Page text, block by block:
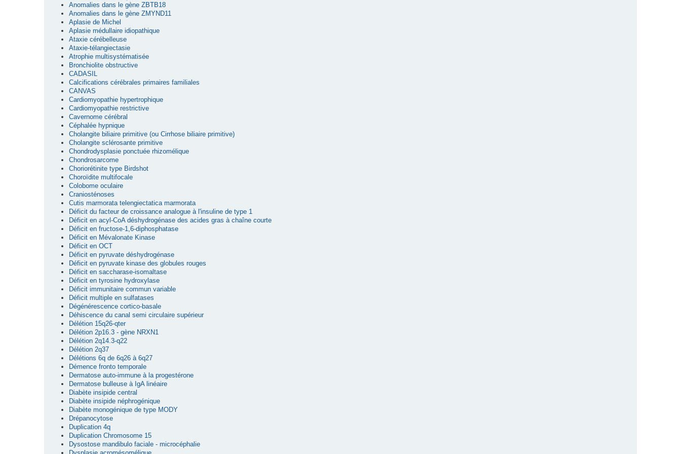
Anomalies dans le gène ZBTB18
Anomalies dans le gène ZMYND11
Aplasie de Michel
Aplasie médullaire idiopathique
Ataxie cérébelleuse
Ataxie-télangiectasie
Atrophie multisystématisée
Bronchiolite obstructive
CADASIL
Calcifications cérébrales primaires familiales
CANVAS
Cardiomyopathie hypertrophique
Cardiomyopathie restrictive
Cavernome cérébral
Céphalée hypnique
Cholangite biliaire primitive (ou Cirrhose biliaire primitive)
Cholangite sclérosante primitive
Chondrodysplasie ponctuée rhizomélique
Chondrosarcome
Choriorétinite type Birdshot
Choroïdite multifocale
Colobome oculaire
Craniosténoses
Cutis marmorata telengiectatica marmorata
Déficit du facteur de croissance analogue à l'insuline de type 1
Déficit en acyl-CoA déshydrogénase des acides gras à chaîne courte
Déficit en fructose-1,6-diphosphatase
Déficit en Mévalonate Kinase
Déficit en OCT
Déficit en pyruvate déshydrogénase
Déficit en pyruvate kinase des globules rouges
Déficit en saccharase-isomaltase
Déficit en tyrosine hydroxylase
Déficit immunitaire commun variable
Déficit multiple en sulfatases
Dégénérescence cortico-basale
Déhiscence du canal semi circulaire supérieur
Délétion 15q26-qter
Délétion 2p16.3 - gène NRXN1
Délétion 2q14.3-q22
Délétion 2q37
Délétions 6q de 6q26 à 6q27
Démence fronto temporale
Dermatose auto-immune à la progestérone
Dermatose bulleuse à IgA linéaire
Diabète insipide central
Diabète insipide néphrogénique
Diabète monogénique de type MODY
Drépanocytose
Duplication 4q
Duplication Chromosome 15
Dysostose mandibulo faciale - microcéphalie